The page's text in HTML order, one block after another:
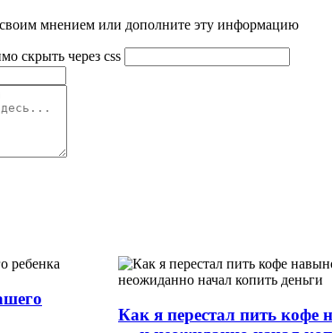
мнением или дополните эту информацию
скрыть через css
Как я перестал пить кофе